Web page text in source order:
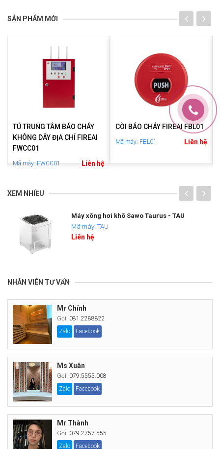
SẢN PHẨM MỚI
TỦ TRUNG TÂM BÁO CHÁY
KHÔNG DÂY ĐỊA CHỈ FIREAI
FWCC01
Mã máy: FWCC01 Liên hệ
CÒI BÁO CHÁY FIREAI FBL01
Mã máy: FBL01 Liên hệ
XEM NHIỀU
Máy xông hơi khô Sawo Taurus - TAU
Mã máy: TAU
Liên hệ
NHÂN VIÊN TƯ VẤN
Mr Chính
Gọi: 081.2288822
Zalo
Facebook
Ms Xuân
Gọi: 079.5555.008
Zalo
Facebook
Mr Thành
Gọi: 079.2757.555
Zalo
Facebook